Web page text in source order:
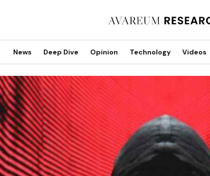
News Deep Dive Opinion Technology Videos